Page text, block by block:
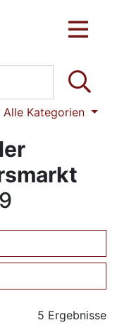
Alle Kategorien
5 Ergebnisse